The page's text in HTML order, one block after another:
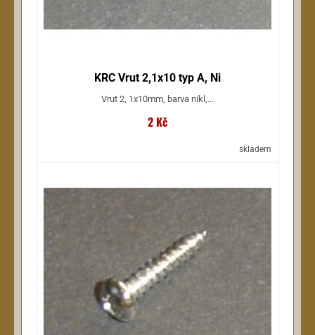
KRC Vrut 2,1x10 typ A, Ni
Vrut 2, 1x10mm, barva nikl,...
2 Kč
skladem
Ostatní nástroje
PA systémy
Snímače a elektroniky